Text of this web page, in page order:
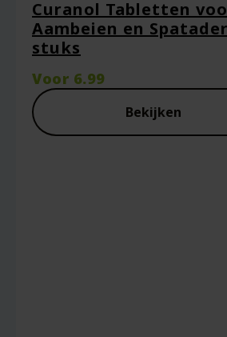
Naam*
Curanol Tabletten
Aambeien en
stuks
Voor 6.99
Bekijken